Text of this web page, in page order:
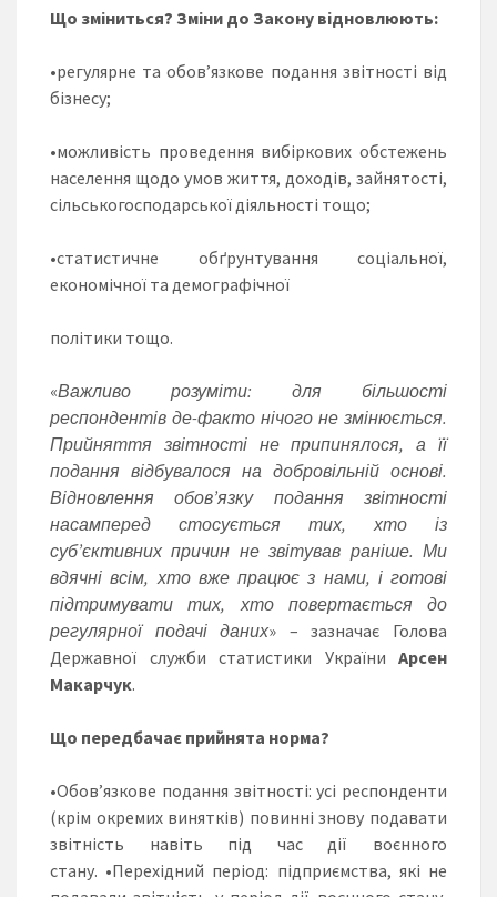
Що зміниться? Зміни до Закону відновлюють:
•регулярне та обов’язкове подання звітності від
бізнесу;
•можливість проведення вибіркових обстежень
населення щодо умов життя, доходів, зайнятості,
сільськогосподарської діяльності тощо;
•статистичне обґрунтування соціальної,
економічної та демографічної
політики тощо.
«Важливо розуміти: для більшості
респондентів де-факто нічого не змінюється.
Прийняття звітності не припинялося, а її
подання відбувалося на добровільній основі.
Відновлення обов’язку подання звітності
насамперед стосується тих, хто із
суб’єктивних причин не звітував раніше. Ми
вдячні всім, хто вже працює з нами, і готові
підтримувати тих, хто повертається до
регулярної подачі даних» – зазначає Голова
Державної служби статистики України Арсен
Макарчук.
Що передбачає прийнята норма?
•Обов’язкове подання звітності: усі респонденти
(крім окремих винятків) повинні знову подавати
звітність навіть під час дії воєнного
стану. •Перехідний період: підприємства, які не